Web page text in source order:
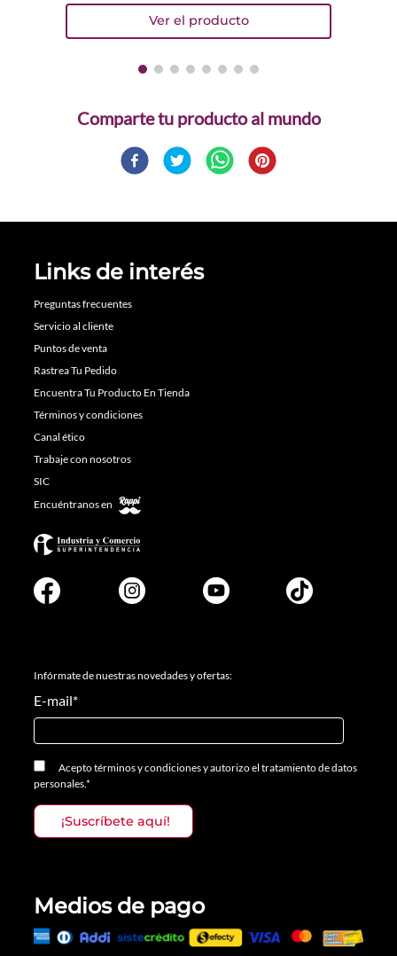
Comparte
Links de interés
Preguntas frecuentes
Servicio al cliente
Puntos de venta
Rastrea Tu Pedido
Encuentra Tu Producto En Tienda
Términos y condiciones
Canal ético
Trabaje con nosotros
SIC
Encuéntranos en
Infórmate de nuestras novedades y ofertas:
E-mail*
Aceptotérminos y condicionesyautorizo el tratamiento de datos
personales.*
Medios de pago